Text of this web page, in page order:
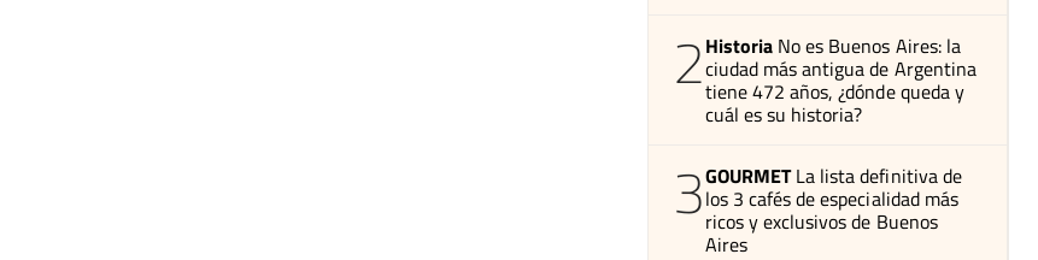
2Historia No es Buenos Aires: la
ciudad más antigua de Argentina
tiene 472 años, ¿dónde queda y
cuál es su historia?
3GOURMET La lista definitiva de
los 3 cafés de especialidad más
ricos y exclusivos de Buenos
Aires